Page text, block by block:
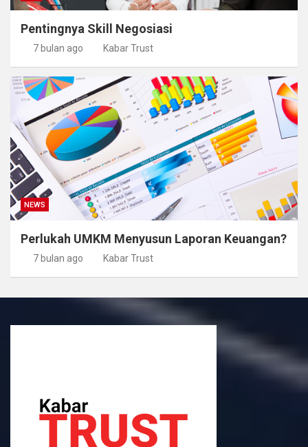
Pentingnya Skill Negosiasi
7 bulan ago Kabar Trust
NEWS
Perlukah UMKM Menyusun Laporan Keuangan?
7 bulan ago Kabar Trust